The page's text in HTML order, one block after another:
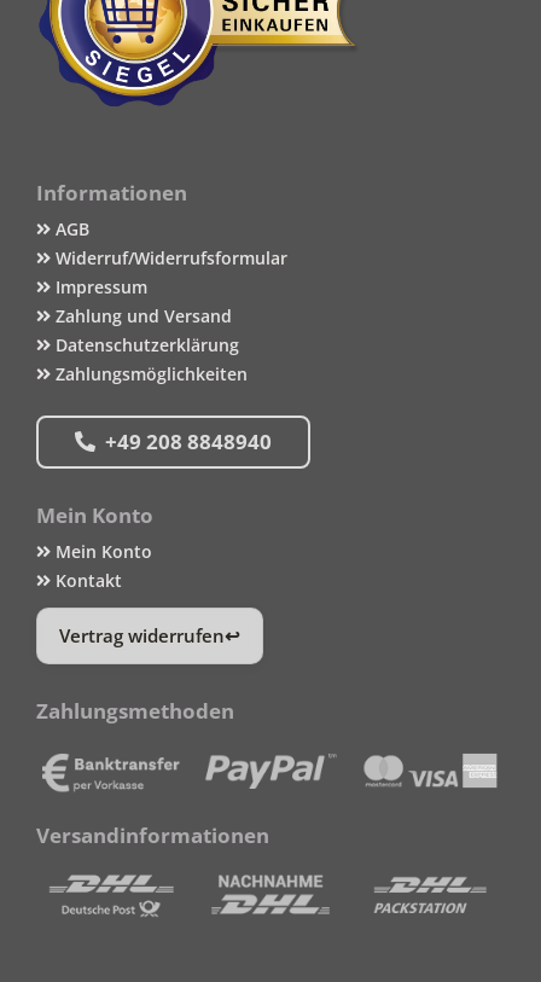
Informationen
AGB
Widerruf/Widerrufsformular
Impressum
Zahlung und Versand
Datenschutzerklärung
Zahlungsmöglichkeiten
+49 208 8848940
Mein Konto
Mein Konto
Kontakt
Vertrag widerrufen
Zahlungsmethoden
Versandinformationen